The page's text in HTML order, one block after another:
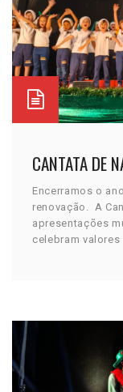
CANTATA DE
Encerramos o
renovação. A
apresentações
celebram